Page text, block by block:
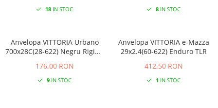
18IN STOC 8IN STOC
Anvelopa VITTORIA Urbano
700x28C(28-622) Negru Rigid -
176,00 RON
9IN STOC
Anvelopa VITTORIA e-Mazza
29x2.4(60-622) Enduro TLR
412,50 RON
1 IN STOC